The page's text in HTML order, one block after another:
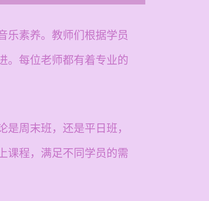
乐素养。教师们根据学员
。每位老师都有着专业的
周末班，还是平日班，
课程，满足不同学员的需